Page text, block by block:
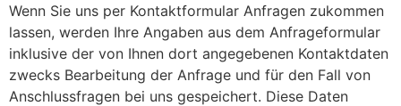
Wenn Sie uns per Kontaktformular Anfragen zukommen
lassen, werden Ihre Angaben aus dem Anfrageformular
inklusive der von Ihnen dort angegebenen Kontaktdaten
zwecks Bearbeitung der Anfrage und für den Fall von
Anschlussfragen bei uns gespeichert. Diese Daten